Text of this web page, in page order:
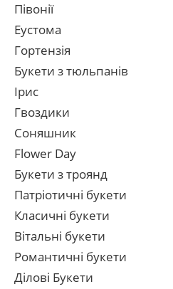
Півонії
Еустома
Гортензія
Букети з тюльпанів
Ірис
Гвоздики
Соняшник
Flower Day
Букети з троянд
Патріотичні букети
Класичні букети
Вітальні букети
Романтичні букети
Ділові Букети